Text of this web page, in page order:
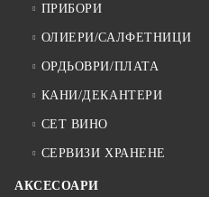
ПРИБОРИ
ОЛИЕРИ/САЛФЕТНИЦИ
ОРДЬОВРИ/ПЛАТА
КАНИ/ДЕКАНТЕРИ
СЕТ ВИНО
СЕРВИЗИ ХРАНЕНЕ
АКСЕСОАРИ